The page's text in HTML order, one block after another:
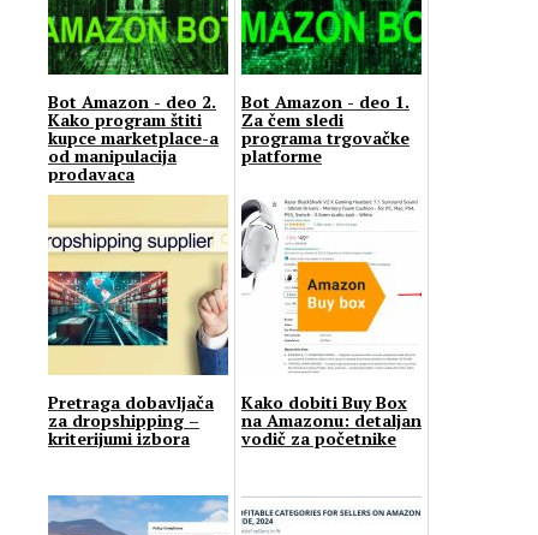
Bot Amazon - deo 2.
Kako program štiti
kupce marketplace-a
od manipulacija
prodavaca
Bot Amazon - deo 1.
Za čem sledi
programа trgovačke
platforme
Pretraga dobavljača
za dropshipping –
kriterijumi izbora
Kako dobiti Buy Box
na Amazonu: detaljan
vodič za početnike